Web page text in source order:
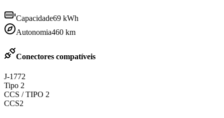
Capacidade69 kWh
Autonomia460 km
Conectores compatíveis
J-1772
Tipo 2
CCS / TIPO 2
CCS2